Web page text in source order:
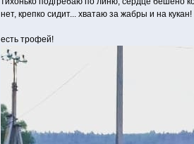
нет, крепко сидит... хватаю за жабры и на кукан!
есть трофей!